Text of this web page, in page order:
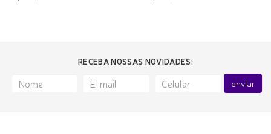
RECEBA NOSSAS NOVIDADES:
enviar